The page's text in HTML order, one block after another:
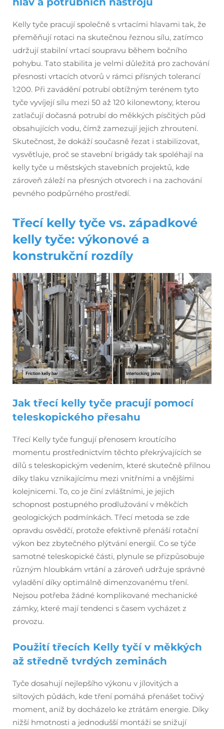
Kelly tyče pracují společně s vrtacími hlavami tak, že
přeměňují rotaci na skutečnou řeznou sílu, zatímco
udržují stabilní vrtací soupravu během bočního
pohybu. Tato stabilita je velmi důležitá pro zachování
přesnosti vrtacích otvorů v rámci přísných tolerancí
1:200. Při zavádění potrubí obtížným terénem tyto
tyče vyvíjejí sílu mezi 50 až 120 kilonewtony, kterou
zatlačují dočasná potrubí do měkkých písčitých půd
obsahujících vodu, čímž zamezují jejich zhroutení.
Skutečnost, že dokáží současně řezat i stabilizovat,
vysvětluje, proč se stavební brigády tak spoléhají na
kelly tyče u městských stavebních projektů, kde
zároveň záleží na přesných otvorech i na zachování
pevného podpůrného prostředí.
Třecí kelly tyče vs. západkové
kelly tyče: výkonové a
konstrukční rozdíly
Jak třecí kelly tyče pracují pomocí
teleskopického přesahu
Třecí Kelly tyče fungují přenosem kroutícího
momentu prostřednictvím těchto překrývajících se
dílů s teleskopickým vedením, které skutečně přilnou
díky tlaku vznikajícímu mezi vnitřními a vnějšími
kolejnicemi. To, co je činí zvláštními, je jejich
schopnost postupného prodlužování v měkčích
geologických podmínkách. Třecí metoda se zde
opravdu osvědčí, protože efektivně přenáší rotační
výkon bez zbytečného plýtvání energií. Co se týče
samotné teleskopické části, plynule se přizpůsobuje
různým hloubkám vrtání a zároveň udržuje správné
vyladění díky optimálně dimenzovanému tření.
Nejsou potřeba žádné komplikované mechanické
zámky, které mají tendenci s časem vycházet z
provozu.
Použití třecích Kelly tyčí v měkkých
až středně tvrdých zeminách
Tyče dosahují nejlepšího výkonu v jílovitých a
siltových půdách, kde tření pomáhá přenášet točivý
moment, aniž by docházelo ke ztrátám energie. Díky
nižší hmotnosti a jednodušší montáži se snižují